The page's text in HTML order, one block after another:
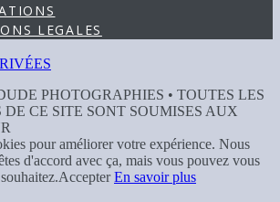
LEGALES
PHOTOGRAPHIES • TOUTES LES
CE SITE SONT SOUMISES AUX
pour améliorer votre expérience. Nous
d'accord avec ça, mais vous pouvez vous
Accepter En savoir plus